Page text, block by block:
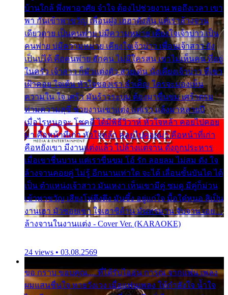
บ้านใกล้ พึ่งพาอาศัย จำใจ ต้องไปช่วยงาน พอถึงเวลา เขา
พา กันเข้าพาขวัญ เพื่อนฝูง เฮฮาดังลั่น แต่เราล้างจาน
เดียวดาย เป็นคนพ่าย บ่มีความหมาย เคียงใจเจ้าบ่าว เป็น
คนพ่าย บ่มีความหมาย เคียงใจเจ้าบ่าว เพื่อนเจ้าสาว ยัง
เป็นบ่ได้ คือคนพ่าย ฮักคน ไม่มีใครสน เขาไม่เห็นคน ที่อยู่
ในครัว เจ้าสาว ก็มัวแต่งตัว สวยเด่น นั่งเคียงเจ้าบ่าว ที่เขา
เฝ้าคอย ใจเต้น หัวใจของเรา ลำเค็ญ ใครจะมองเห็น
ความใน ใจ เศร้า มันร้าวระบม ต้องมาขื่นขม เศร้าตรม
ท่ามความสุขี ช่วยงานเขาแต่ง แต่เรา แล้งมาหลายปี
เมื่อไรหนอจะ โชคดี ได้มีพิธีวิวาห์ หัวใจหล้า คอยไปคอย
มา คือหน้าที่เก่า หัวใจหล้า คอยไปคอยมา คือหน้าที่เก่า
คือหยังเขา มีงานแต่งแล้ว ไปล้างแต่จาน ดั่งถูกประหาร
เมื่อเขาชื่นบาน แต่เราขื่นขม โอ้ รัก ลอยลม ไม่สม ดัง ใจ
ล้างจานคอยคู่ ไม่รู้ อีกนานเท่าใด จะได้ เลื่อนขั้นบันได ได้
เป็น ตำแหน่งเจ้าสาว มันเหงา เห็นเขามีคู่ ซมดู มีคู่ก็ม่วน
เข้าพาขวัญ เสียงโห่ตึงตึง มันซึ้ง อยู่แก่ใจ มื้อใด๋หนอ สิเป็น
งานเฮา มัวซอยเขา ใจเฮาซิด้าน มันทรมาน จับจาน เอย…
ล้างจานในงานแต่ง - Cover Ver. (KARAOKE)
24 views • 03.08.2569
ขอ กราบ ขอบคุณ.... ที่ได้รับไออุ่น การุณ จากแฟน เพลง
ผมแสนชื่นใจ หายวังเวง เมื่อแฟนเพลง ให้กำลังใจ น้ำใจ